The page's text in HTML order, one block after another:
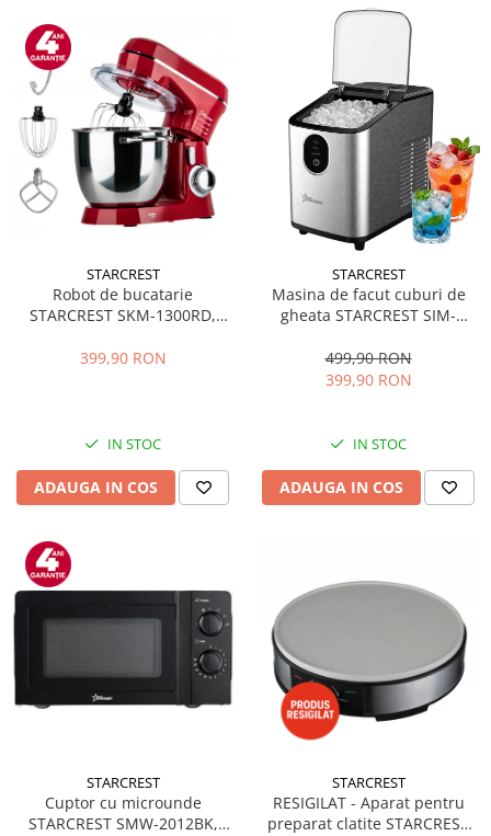
STARCREST
Robot de bucatarie
STARCREST SKM-1300RD,
Accesorii, 10 Viteze + Pulse,
399,90 RON
IN STOC
ADAUGA IN COS
STARCREST
Masina de facut cuburi de
gheata STARCREST SIM-
12Kg/24h, Cos gheata
detasabil, Rezervor apa 0.8 l,
499,90 RON
399,90 RON
IN STOC
ADAUGA IN COS
STARCREST
Cuptor cu microunde
STARCREST SMW-2012BK,
STARCREST
RESIGILAT - Aparat pentru
preparat clatite STARCREST